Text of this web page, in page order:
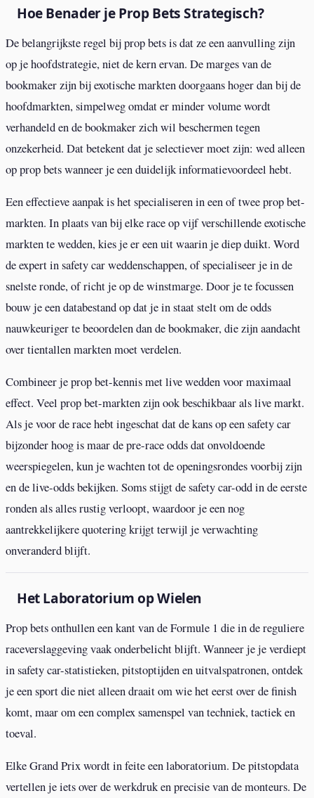
Hoe Benader je Prop Bets Strategisch?
De belangrijkste regel bij prop bets is dat ze een aanvulling zijn
op je hoofdstrategie, niet de kern ervan. De marges van de
bookmaker zijn bij exotische markten doorgaans hoger dan bij de
hoofdmarkten, simpelweg omdat er minder volume wordt
verhandeld en de bookmaker zich wil beschermen tegen
onzekerheid. Dat betekent dat je selectiever moet zijn: wed alleen
op prop bets wanneer je een duidelijk informatievoordeel hebt.
Een effectieve aanpak is het specialiseren in een of twee prop bet-
markten. In plaats van bij elke race op vijf verschillende exotische
markten te wedden, kies je er een uit waarin je diep duikt. Word
de expert in safety car weddenschappen, of specialiseer je in de
snelste ronde, of richt je op de winstmarge. Door je te focussen
bouw je een databestand op dat je in staat stelt om de odds
nauwkeuriger te beoordelen dan de bookmaker, die zijn aandacht
over tientallen markten moet verdelen.
Combineer je prop bet-kennis met live wedden voor maximaal
effect. Veel prop bet-markten zijn ook beschikbaar als live markt.
Als je voor de race hebt ingeschat dat de kans op een safety car
bijzonder hoog is maar de pre-race odds dat onvoldoende
weerspiegelen, kun je wachten tot de openingsrondes voorbij zijn
en de live-odds bekijken. Soms stijgt de safety car-odd in de eerste
ronden als alles rustig verloopt, waardoor je een nog
aantrekkelijkere quotering krijgt terwijl je verwachting
onveranderd blijft.
Het Laboratorium op Wielen
Prop bets onthullen een kant van de Formule 1 die in de reguliere
raceverslaggeving vaak onderbelicht blijft. Wanneer je je verdiept
in safety car-statistieken, pitstoptijden en uitvalspatronen, ontdek
je een sport die niet alleen draait om wie het eerst over de finish
komt, maar om een complex samenspel van techniek, tactiek en
toeval.
Elke Grand Prix wordt in feite een laboratorium. De pitstopdata
vertellen je iets over de werkdruk en precisie van de monteurs. De